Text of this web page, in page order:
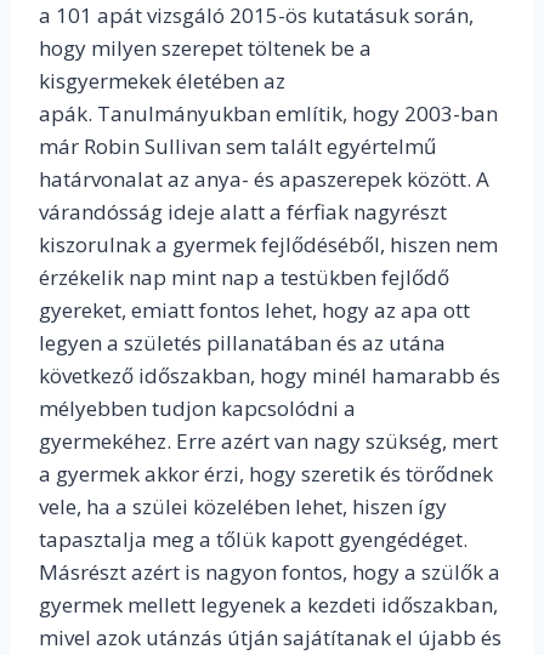
a 101 apát vizsgáló 2015-ös kutatásuk során,
hogy milyen szerepet töltenek be a
kisgyermekek életében az
apák. Tanulmányukban említik, hogy 2003-ban
már Robin Sullivan sem talált egyértelmű
határvonalat az anya- és apaszerepek között. A
várandósság ideje alatt a férfiak nagyrészt
kiszorulnak a gyermek fejlődéséből, hiszen nem
érzékelik nap mint nap a testükben fejlődő
gyereket, emiatt fontos lehet, hogy az apa ott
legyen a születés pillanatában és az utána
következő időszakban, hogy minél hamarabb és
mélyebben tudjon kapcsolódni a
gyermekéhez. Erre azért van nagy szükség, mert
a gyermek akkor érzi, hogy szeretik és törődnek
vele, ha a szülei közelében lehet, hiszen így
tapasztalja meg a tőlük kapott gyengédéget.
Másrészt azért is nagyon fontos, hogy a szülők a
gyermek mellett legyenek a kezdeti időszakban,
mivel azok utánzás útján sajátítanak el újabb és